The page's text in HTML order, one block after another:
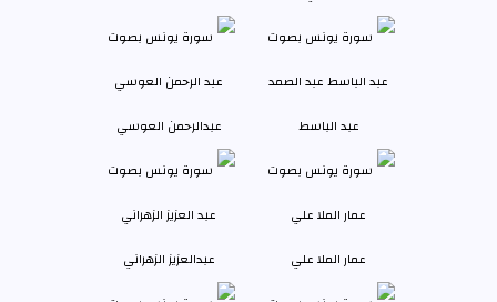
عبد الباسط عبدالرحمن العوسي
عمار الملا علي عبدالعزيز الزهراني